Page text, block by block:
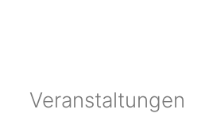
Veranstaltungen